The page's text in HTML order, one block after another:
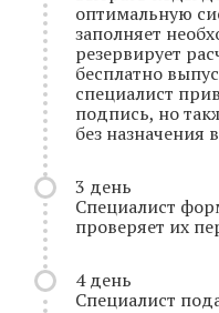
оптимальную
заполняет
резервирует
бесплатно
специалист
подпись, но
без назначения
3 день
Специалист
проверяет их
4 день
Специалист